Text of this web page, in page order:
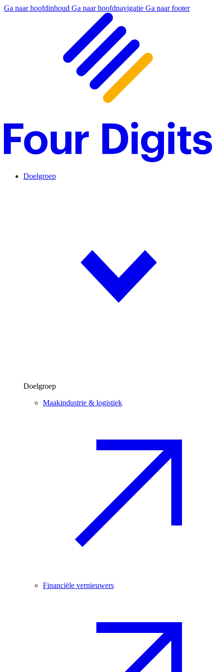
Ga naar hoofdinhoud Ga naar hoofdnavigatie Ga naar footer
Doelgroep
Doelgroep
Maakindustrie & logistiek
Financiële vernieuwers